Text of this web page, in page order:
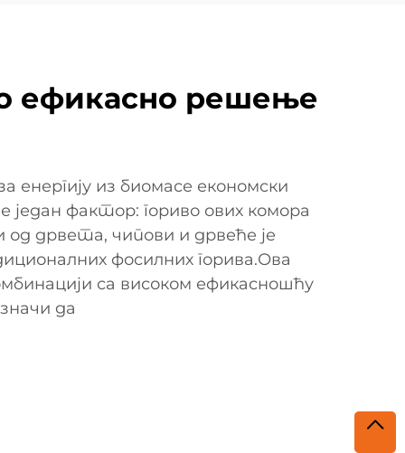
ефикасно решење
енергију из биомасе економски
један фактор: гориво ових комора
дрвета, чипови и дрвеће је
фосилних горива.Ова
са високом ефикасношћу
да